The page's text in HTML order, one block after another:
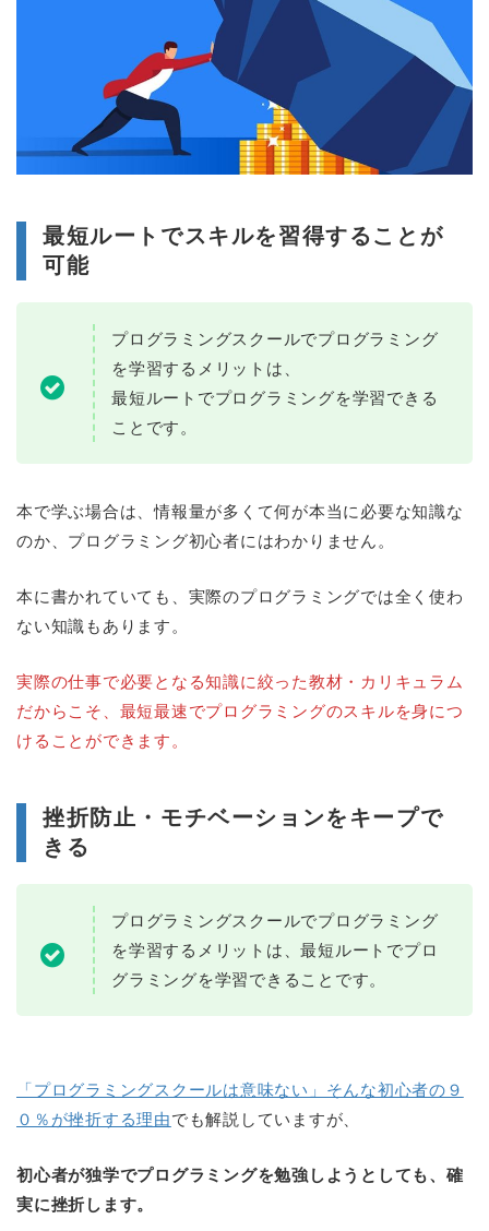
最短ルートでスキルを習得することが
可能
プログラミングスクールでプログラミング
を学習するメリットは、
最短ルートでプログラミングを学習できる
ことです。
本で学ぶ場合は、情報量が多くて何が本当に必要な知識な
のか、プログラミング初心者にはわかりません。
本に書かれていても、実際のプログラミングでは全く使わ
ない知識もあります。
実際の仕事で必要となる知識に絞った教材・カリキュラム
だからこそ、最短最速でプログラミングのスキルを身につ
けることができます。
挫折防止・モチベーションをキープで
きる
プログラミングスクールでプログラミング
を学習するメリットは、最短ルートでプロ
グラミングを学習できることです。
「プログラミングスクールは意味ない」そんな初心者の９
０％が挫折する理由でも解説していますが、
初心者が独学でプログラミングを勉強しようとしても、確
実に挫折します。